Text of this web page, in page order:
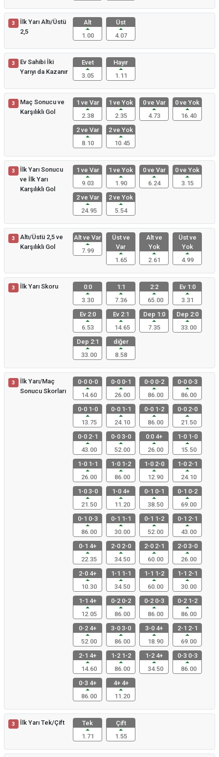
3
İlk Yarı Altı/Üstü
2,5
Alt
1.00
Üst
4.07
3
Ev Sahibi İki
Yarıyı da Kazanır
Evet
3.05
Hayır
1.11
3
Maç Sonucu ve
Karşılıklı Gol
1 ve Var
2.38
1 ve Yok
2.35
0 ve Var
4.73
0 ve Yok
16.40
2 ve Var
8.10
2 ve Yok
10.45
3
İlk Yarı Sonucu
ve İlk Yarı
Karşılıklı Gol
1 ve Var
9.03
1 ve Yok
1.90
0 ve Var
6.24
0 ve Yok
3.15
2 ve Var
24.95
2 ve Yok
5.54
3
Altı/Üstü 2,5 ve
Karşılıklı Gol
Alt ve Var
7.99
Üst ve
Var
1.65
Alt ve
Yok
2.61
Üst ve
Yok
4.99
3 İlk Yarı Skoru
0:0
3.30
1:1
7.36
2:2
65.00
Ev 1:0
3.31
Ev 2:0
6.53
Ev 2:1
14.65
Dep 1:0
7.35
Dep 2:0
33.00
Dep 2:1
33.00
diğer
8.58
3
İlk Yarı/Maç
Sonucu Skorları
0-0 0-0
14.60
0-0 0-1
26.00
0-0 0-2
86.00
0-0 0-3
86.00
0-0 1-0
13.75
0-0 1-1
24.10
0-0 1-2
86.00
0-0 2-0
21.50
0-0 2-1
43.00
0-0 3-0
52.00
0:0 4+
26.00
1-0 1-0
15.50
1-0 1-1
26.00
1-0 1-2
86.00
1-0 2-0
12.90
1-0 2-1
24.10
1-0 3-0
21.50
1-0 4+
11.20
0-1 0-1
38.50
0-1 0-2
69.00
0-1 0-3
86.00
0-1 1-1
30.00
0-1 1-2
52.00
0-1 2-1
43.00
0-1 4+
22.35
2-0 2-0
34.50
2-0 2-1
60.00
2-0 3-0
26.00
2-0 4+
10.30
1-1 1-1
34.50
1-1 1-2
60.00
1-1 2-1
30.00
1-1 4+
12.05
0-2 0-2
86.00
0-2 0-3
86.00
0-2 1-2
86.00
0-2 4+
52.00
3-0 3-0
86.00
3-0 4+
18.90
2-1 2-1
69.00
2-1 4+
14.60
1-2 1-2
86.00
1-2 4+
34.50
0-3 0-3
86.00
0-3 4+
86.00
4+ 4+
11.20
3 İlk Yarı Tek/Çift
Tek
1.71
Çift
1.55